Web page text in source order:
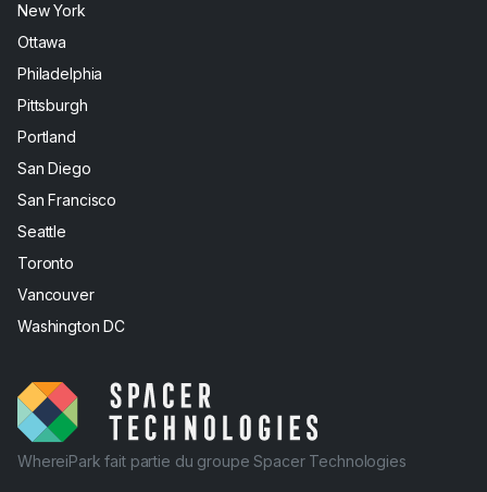
New York
Ottawa
Philadelphia
Pittsburgh
Portland
San Diego
San Francisco
Seattle
Toronto
Vancouver
Washington DC
WhereiPark fait partie du groupe Spacer Technologies